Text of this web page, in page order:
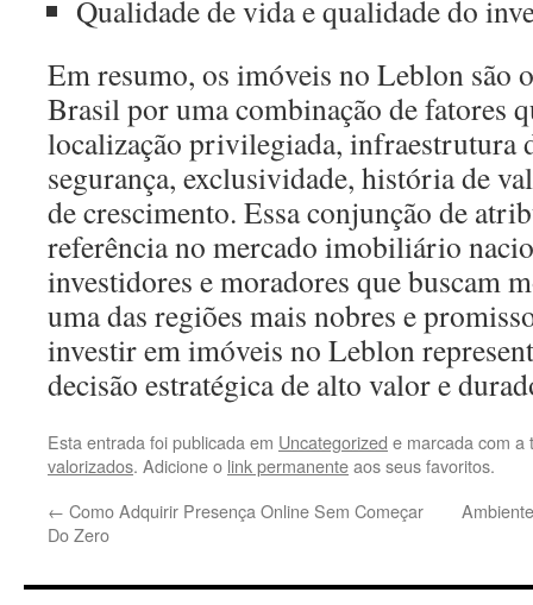
Qualidade de vida e qualidade do
Em resumo, os imóveis no Leblon são
Brasil por uma combinação de fatores
localização privilegiada, infraestrutura
segurança, exclusividade, história de
de crescimento. Essa conjunção de
referência no mercado imobiliário
investidores e moradores que buscam
uma das regiões mais nobres e
investir em imóveis no Leblon
decisão estratégica de alto valor e
Esta entrada foi publicada em Uncategorized e marcada com
valorizados. Adicione o link permanenteaos seus favoritos.
← Como Adquirir Presença Online Sem Começar
Do Zero